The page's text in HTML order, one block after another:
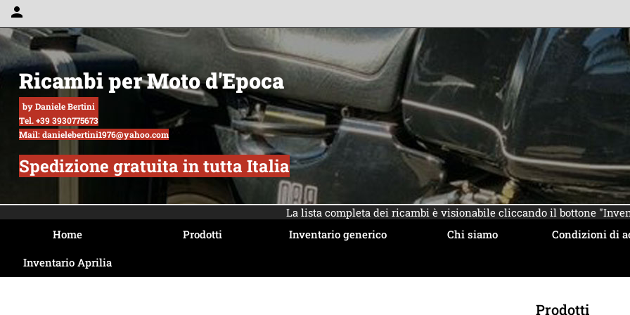
person
Ricambi per Moto d'Epoca
by Daniele Bertini
Tel. +39 3930775673
Mail: danielebertini1976@yahoo.com
Spedizione gratuita in tutta Italia
La lista completa dei ricambi è visionabile cliccando il bottone
Home
Prodotti Inventario generico Chi siamo Condizioni di
Inventario Aprilia
Prodotti